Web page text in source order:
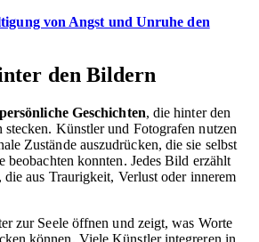
von Angst und Unruhe den
den Bildern
persönliche Geschichten, die hinter den
Künstler und Fotografen nutzen
Zustände auszudrücken, die sie selbst
beobachten konnten. Jedes Bild erzählt
die aus Traurigkeit, Verlust oder innerem
zur Seele öffnen und zeigt, was Worte